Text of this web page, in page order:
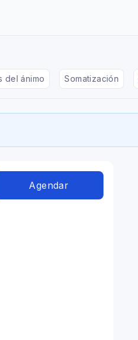
del ánimo Somatización
Agendar